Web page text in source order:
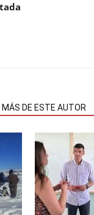
MÁS DE ESTE AUTOR